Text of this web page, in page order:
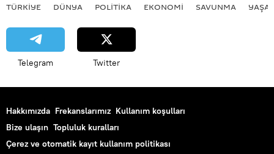
TÜRKIYE DÜNYA POLİTİKA EKONOMİ SAVUNMA
Telegram Twitter
Hakkımızda Frekanslarımız Kullanım koşulları
Bize ulaşın Topluluk kuralları
Çerez ve otomatik kayıt kullanım politikası